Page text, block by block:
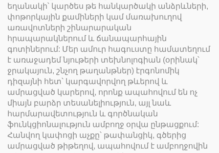
եղանակի՝ կարծես թե հանկարծակի անձրևների,
փոթորկային քամիների կամ մառախուղով
առավոտների շինարարական
հրապարակներում և ճանապարհային
գոտիներում: Մեր ամուր հագուստը համատեղում
է առաջադեմ նյութերի տեխնոլոգիան (օրինակ՝
ջրակայուն, շնչող թաղանթներ) էրգոնոմիկ
դիզայնի հետ՝ կարգավորվող թևերով և
ամրացված կարերով, որոնք ապահովում են ոչ
միայն բարձր տեսանելիություն, այլ նաև
հարմարավետություն և գործնական
ֆունկցիոնալություն ամբողջ օրվա ընթացքում:
Հանվող կափոցի աչքը՝ թափանցիկ, գծերից
ամրացված թիթեղով, ապահովում է ամբողջովին